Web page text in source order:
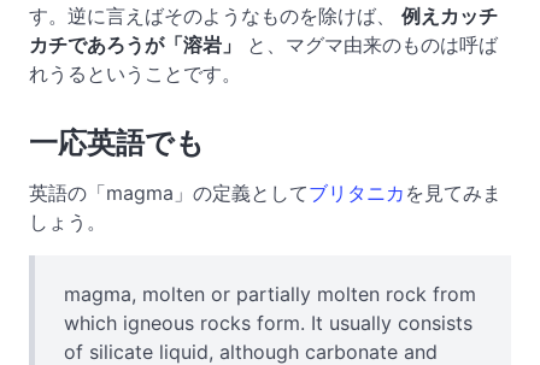
す。逆に言えばそのようなものを除けば、 例えカッチ
カチであろうが「溶岩」
と、マグマ由来のものは呼ば
れうるということです。
一応英語でも
英語の「magma」の定義としてブリタニカ を見てみま
しょう。
magma, molten or partially molten rock from
which igneous rocks form. It usually consists
of silicate liquid, although carbonate and